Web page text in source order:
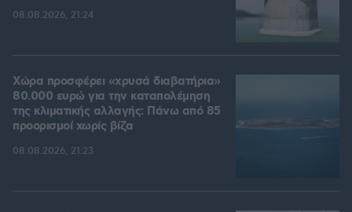
08.08.2026, 21:24
Χώρα προσφέρει «χρυσά διαβατήρια»
80.000 ευρώ για την καταπολέμηση
της κλιματικής αλλαγής: Πάνω από 85
προορισμοί χωρίς βίζα
08.08.2026, 21:23